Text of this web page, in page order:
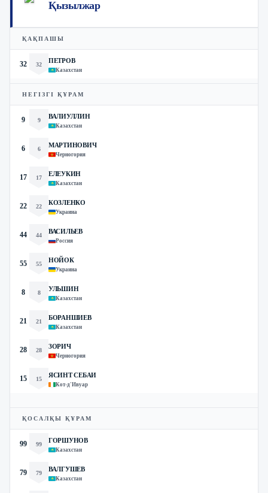
Қызылжар
ҚАҚПАШЫ
32 32
ПЕТРОВ
Казахстан
НЕГІЗГІ ҚҰРАМ
9 9
ВАЛИУЛЛИН
Казахстан
6 6
МАРТИНОВИЧ
Черногория
17 17
ЕЛЕУКИН
Казахстан
22 22
КОЗЛЕНКО
Украина
44 44
ВАСИЛЬЕВ
Россия
55 55
НОЙОК
Украина
8 8
УЛЬШИН
Казахстан
21 21
БОРАНШИЕВ
Казахстан
28 28
ЗОРИЧ
Черногория
15 15
ЯСИНТ СЕБАИ
Кот-д'Ивуар
ҚОСАЛҚЫ ҚҰРАМ
99 99
ГОРШУНОВ
Казахстан
79 79
ВАЛГУШЕВ
Казахстан